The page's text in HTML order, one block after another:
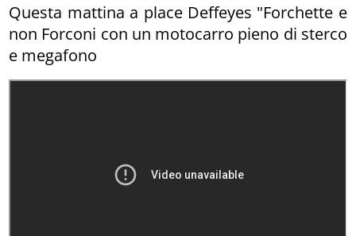
Questa mattina a place Deffeyes "Forchette e
non Forconi con un motocarro pieno di sterco
e megafono